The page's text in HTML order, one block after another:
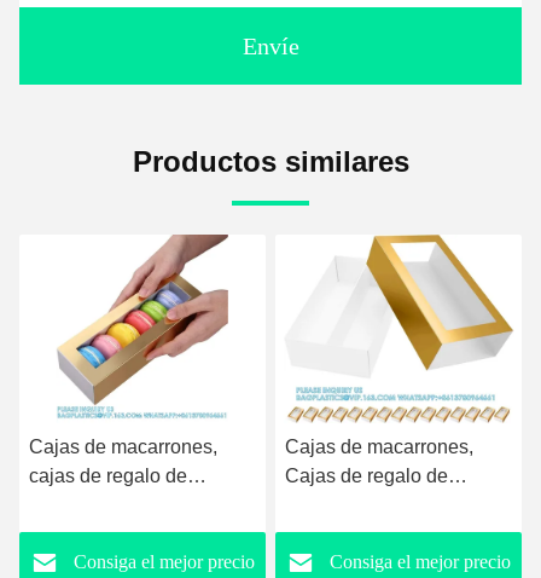
Envíe
Productos similares
Cajas de macarrones,
cajas de regalo de
de embalaje de
macarrones con ventana
Consiga el mejor precio
Cajas de macarrones,
Cajas de regalo de
(medidas internas de 7.3 ×
4.2 × 1.9 pulgadas), Cajas
Consiga el mejor precio